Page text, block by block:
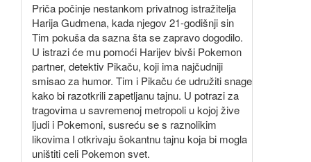
Priča počinje nestankom privatnog istražitelja
Harija Gudmena, kada njegov 21-godišnji sin
Tim pokuša da sazna šta se zapravo dogodilo.
U istrazi će mu pomoći Harijev bivši Pokemon
partner, detektiv Pikaču, koji ima najčudniji
smisao za humor. Tim i Pikaču će udružiti snage
kako bi razotkrili zapetljanu tajnu. U potrazi za
tragovima u savremenoj metropoli u kojoj žive
ljudi i Pokemoni, susreću se s raznolikim
likovima I otkrivaju šokantnu tajnu koja bi mogla
uništiti celi Pokemon svet.